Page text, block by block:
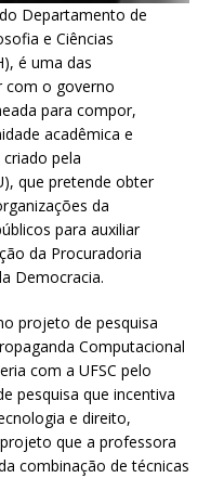
Departamento de
e Ciências
é uma das
com o governo
para compor,
acadêmica e
pela
que pretende obter
da
para auxiliar
da Procuradoria
Democracia.
projeto de pesquisa
Computacional
com a UFSC pelo
pesquisa que incentiva
e direito,
que a professora
combinação de técnicas